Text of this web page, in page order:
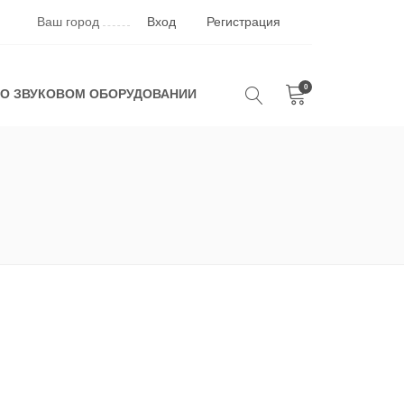
Ваш город Вход Регистрация
0
ЗВУКОВОМ ОБОРУДОВАНИИ